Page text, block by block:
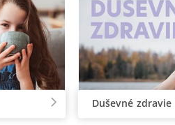
Duševné zdravie